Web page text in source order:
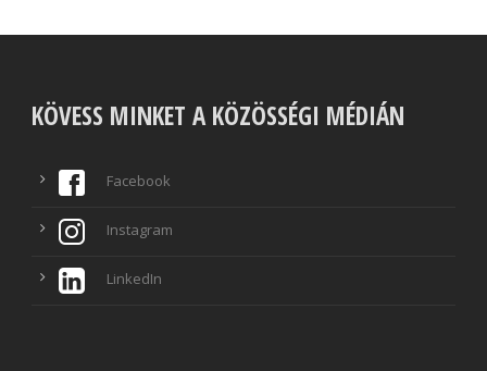
KÖVESS MINKET A KÖZÖSSÉGI MÉDIÁN
Facebook
Instagram
LinkedIn